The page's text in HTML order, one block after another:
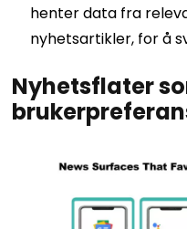
henter data fra
nyhetsartikler, for å
Nyhetsflater